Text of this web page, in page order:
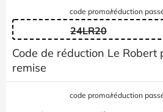
code promo/réduction
24LR20
Code de réduction Le Robert
remise
code promo/réduction